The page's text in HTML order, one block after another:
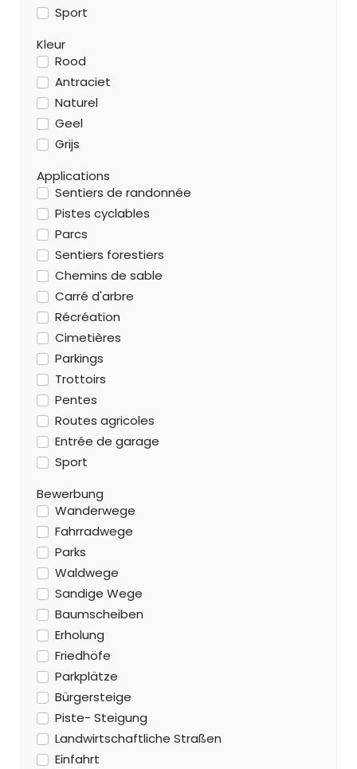
Sport
Kleur
Rood
Antraciet
Naturel
Geel
Grijs
Applications
Sentiers de randonnée
Pistes cyclables
Parcs
Sentiers forestiers
Chemins de sable
Carré d'arbre
Récréation
Cimetières
Parkings
Trottoirs
Pentes
Routes agricoles
Entrée de garage
Sport
Bewerbung
Wanderwege
Fahrradwege
Parks
Waldwege
Sandige Wege
Baumscheiben
Erholung
Friedhöfe
Parkplätze
Bürgersteige
Piste- Steigung
Landwirtschaftliche Straßen
Einfahrt